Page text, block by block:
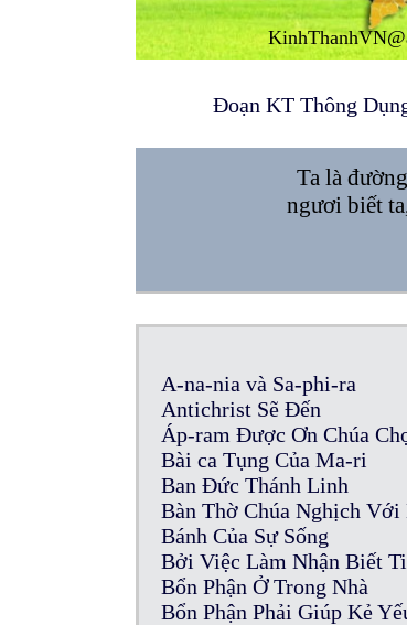
Ta là
ngươi biết
Đoạn KT Thông
A-na-nia và Sa-phi-ra
Antichrist Sẽ Đến
Áp-ram Được Ơn Chúa
Bài ca Tụng Của Ma-ri
Ban Đức Thánh Linh
Bàn Thờ Chúa Nghịch Với
Bánh Của Sự Sống
Bởi Việc Làm Nhận Biết
Bổn Phận Ở Trong Nhà
Bổn Phận Phải Giúp Kẻ